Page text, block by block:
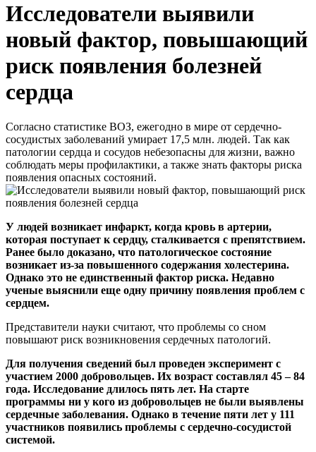
Исследователи выявили
новый фактор, повышающий
риск появления болезней
сердца
Согласно статистике ВОЗ, ежегодно в мире от сердечно-
сосудистых заболеваний умирает 17,5 млн. людей. Так как
патологии сердца и сосудов небезопасны для жизни, важно
соблюдать меры профилактики, а также знать факторы риска
появления опасных состояний.
У людей возникает инфаркт, когда кровь в артерии,
которая поступает к сердцу, сталкивается с препятствием.
Ранее было доказано, что патологическое состояние
возникает из-за повышенного содержания холестерина.
Однако это не единственный фактор риска. Недавно
ученые выяснили еще одну причину появления проблем с
сердцем.
Представители науки считают, что проблемы со сном
повышают риск возникновения сердечных патологий.
Для получения сведений был проведен эксперимент с
участием 2000 добровольцев. Их возраст составлял 45 – 84
года. Исследование длилось пять лет. На старте
программы ни у кого из добровольцев не были выявлены
сердечные заболевания. Однако в течение пяти лет у 111
участников появились проблемы с сердечно-сосудистой
системой.